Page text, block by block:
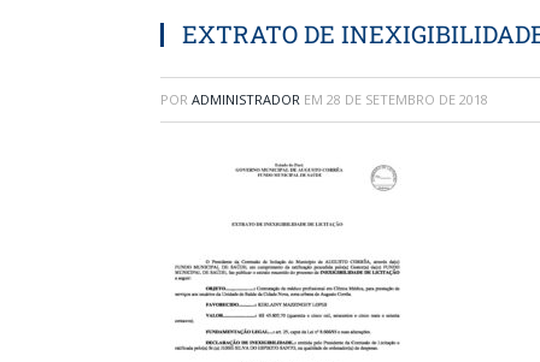
EXTRATO DE
POR ADMINISTRADOR EM 28 DE SETEMBRO DE 2018